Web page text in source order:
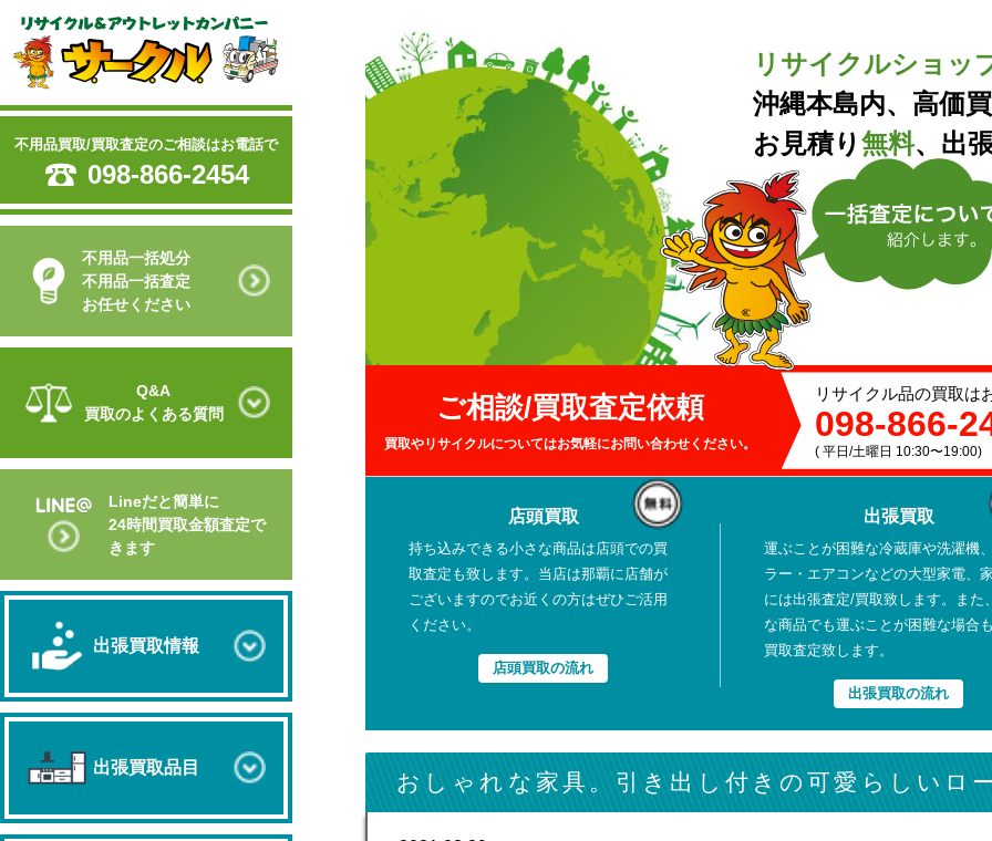
不用品買取/買取査定のご相談はお電話で
098-866-2454
不用品一括処分
不用品一括査定
お任せください
Q&A
買取のよくある質問
Lineだと簡単に
24時間買取金額査定で
きます
出張買取情報
出張買取品目
リサイクルショッ
沖縄本島内、高価
お見積り 無料、出
ご相談/買取査定依頼
買取やリサイクルについてはお気軽にお問い合わせください。
リサイクル品の買取は
098-866-
( 平日/土曜日 10:30〜19:00)
店頭買取
持ち込みできる小さな商品は店頭での買
取査定も致します。当店は那覇に店舗が
ございますのでお近くの方はぜひご活用
ください。
店頭買取の流れ
出張買取
運ぶことが困難な冷蔵庫や洗濯機
ラー・エアコンなどの大型家電、
には出張査定/買取致します。また
な商品でも運ぶことが困難な場合
買取査定致します。
出張買取の流れ
おしゃれな家具。引き出し付きの可愛らしいロ